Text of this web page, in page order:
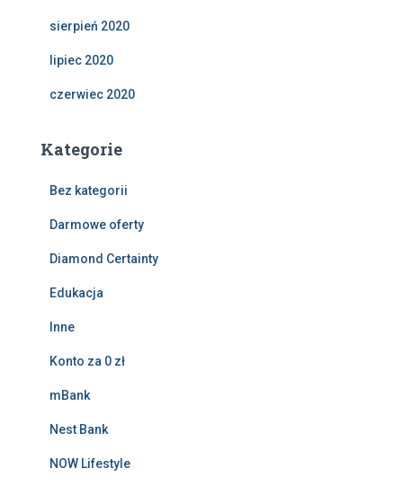
sierpień 2020
lipiec 2020
czerwiec 2020
Kategorie
Bez kategorii
Darmowe oferty
Diamond Certainty
Edukacja
Inne
Konto za 0 zł
mBank
Nest Bank
NOW Lifestyle